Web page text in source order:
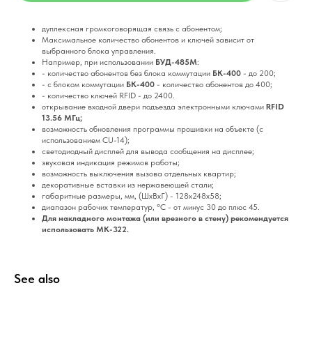
дуплексная громкоговорящая связь с абонентом;
Максимальное количество абонентов и ключей зависит от
выбранного блока управления.
Например, при использовании БУД-485М:
- количество абонентов без блока коммутации БК-400 - до 200;
- с блоком коммутации БК-400 - количество абонентов до 400;
- количество ключей RFID - до 2400.
открывание входной двери подъезда электронными ключами RFID
13.56 МГц;
возможность обновления программы прошивки на объекте (с
использованием CU-14);
cветодиодный дисплей для вывода сообщения на дисплее;
звуковая индикация режимов работы;
возможность выключения вызова отдельных квартир;
декоративные вставки из нержавеющей стали;
габаритные размеры, мм, (ШхВхГ) - 128х248х58;
диапазон рабочих температур, °С - от минус 30 до плюс 45.
Для накладного монтажа (или врезного в стену) рекомендуется
использовать МK-322.
See also